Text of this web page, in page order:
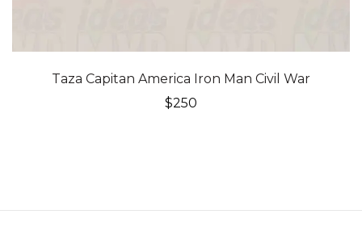
Taza Capitan America Iron Man Civil War
$250